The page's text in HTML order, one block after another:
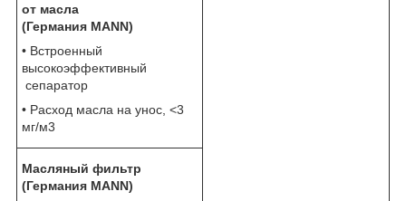
от масла
(Германия MANN)
• Встроенный
высокоэффективный
сепаратор
• Расход масла на унос, <3
мг/м3
Масляный фильтр
(Германия MANN)